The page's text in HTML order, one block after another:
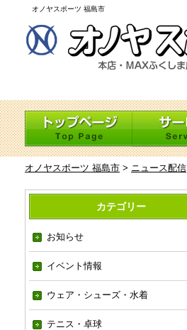
オノヤスポーツ 福島市
オノヤスポーツ 福島市 > ニュース配信
カテゴリー
お知らせ
イベント情報
ウェア・シューズ・水着
テニス・卓球